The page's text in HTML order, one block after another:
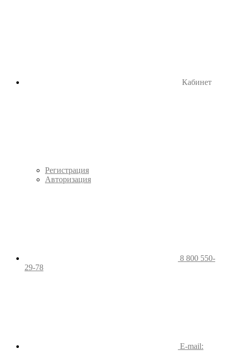
Кабинет
Регистрация
Авторизация
8 800 550-
29-78
E-mail: